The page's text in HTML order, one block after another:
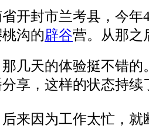
开封市兰考县，今年
沟的辟谷营。 从那之
那几天的体验挺不错的。
享，这样的状态持续
后来因为工作太忙， 就